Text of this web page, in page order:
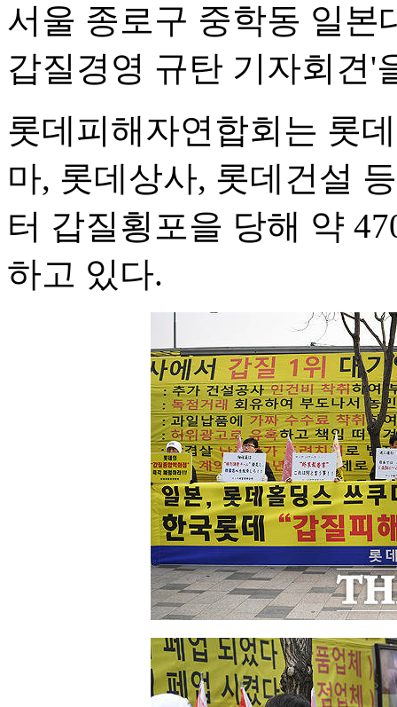
서울 종로구 중학동 일본
갑질경영 규탄 기자회견'
롯데피해자연합회는 롯
마, 롯데상사, 롯데건설
터 갑질횡포을 당해 약
하고 있다.